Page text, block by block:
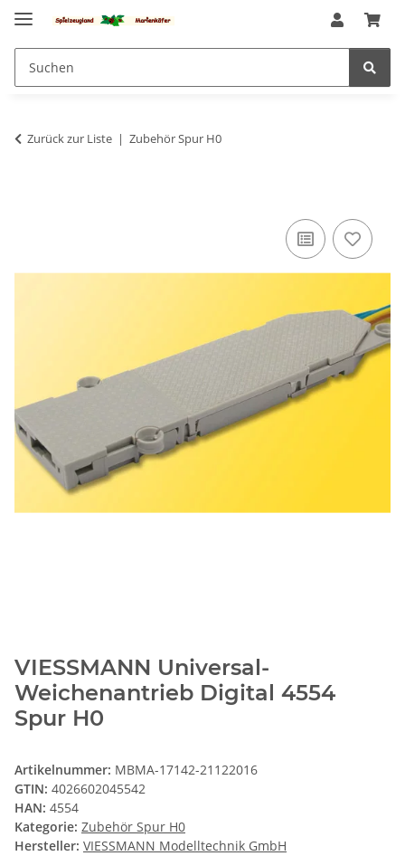
Zurück zur Liste Zubehör Spur H0
VIESSMANN Universal-
Weichenantrieb Digital 4554
Spur H0
Artikelnummer: MBMA-17142-21122016
GTIN: 4026602045542
HAN: 4554
Kategorie: Zubehör Spur H0
Hersteller: VIESSMANN Modelltechnik GmbH